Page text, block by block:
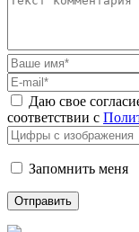
Даю свое
соответствии с
Запомнить меня